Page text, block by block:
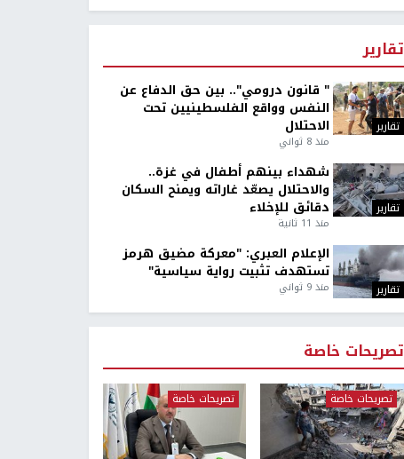
تقارير
تقارير
" قانون درومي".. بين حق الدفاع عن
النفس وواقع الفلسطينيين تحت
الاحتلال
منذ 8 ثواني
تقارير
شهداء بينهم أطفال في غزة..
والاحتلال يصعّد غاراته ويمنح السكان
دقائق للإخلاء
منذ 11 ثانية
تقارير
الإعلام العبري: "معركة مضيق هرمز
تستهدف تثبيت رواية سياسية"
منذ 9 ثواني
تصريحات خاصة
تصريحات خاصة تصريحات خاصة